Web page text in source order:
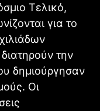
Τελικό,
για το
την
δημιούργησαν
Οι